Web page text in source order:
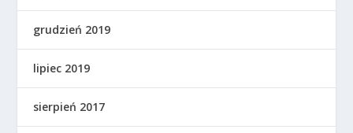
grudzień 2019
lipiec 2019
sierpień 2017